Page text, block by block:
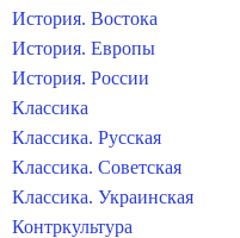
История. Востока
История. Европы
История. России
Классика
Классика. Русская
Классика. Советская
Классика. Украинская
Контркультура